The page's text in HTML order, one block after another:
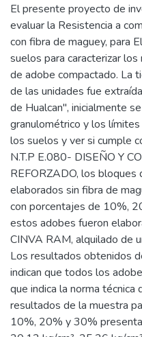
El presente proyecto de
evaluar la Resistencia a
con fibra de maguey, para
suelos para caracterizar
de adobe compactado. La
de las unidades fue
de Hualcan", inicialmente
granulométrico y los
los suelos y ver si cumple
N.T.P E.080- DISEÑO Y
REFORZADO, los
elaborados sin fibra de
con porcentajes de 10%,
estos adobes fueron
CINVA RAM, alquilado de
Los resultados obtenidos
indican que todos los
que indica la norma
resultados de la muestra
10%, 20% y 30%